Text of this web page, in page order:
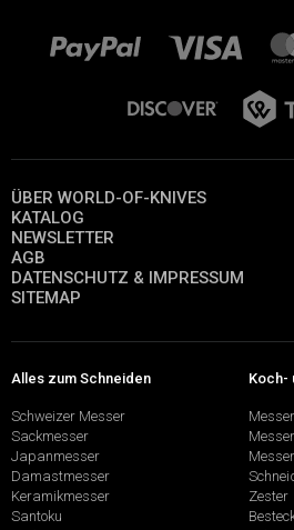
ÜBER WORLD-OF-KNIVES
KATALOG
NEWSLETTER
AGB
DATENSCHUTZ & IMPRESSUM
SITEMAP
Alles zum Schneiden
Schweizer Messer
Sackmesser
Japanmesser
Damastmesser
Keramikmesser
Santoku
Koch-
Messer
Zester